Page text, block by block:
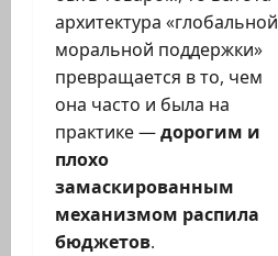
архитектура «глобальной
моральной поддержки»
превращается в то, чем
она часто и была на
практике —дорогим и
плохо
замаскированным
механизмом распила
бюджетов.